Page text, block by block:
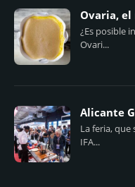
Ovaria,
¿Es posible
Ovari...
Alicante
La feria, que
IFA...